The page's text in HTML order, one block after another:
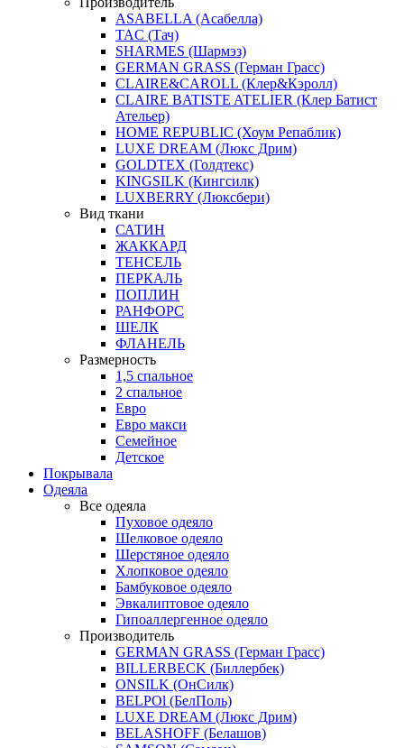
ASABELLA (Асабелла)
TAC (Тач)
SHARMES (Шармэз)
GERMAN GRASS (Герман Грасс)
CLAIRE&CAROLL (Клер&Кэролл)
CLAIRE BATISTE ATELIER (Клер Батист
Ательер)
HOME REPUBLIC (Хоум Репаблик)
LUXE DREAM (Люкс Дрим)
GOLDTEX (Голдтекс)
KINGSILK (Кингсилк)
LUXBERRY (Люксбери)
Вид ткани
САТИН
ЖАККАРД
ТЕНСЕЛЬ
ПЕРКАЛЬ
ПОПЛИН
РАНФОРС
ШЕЛК
ФЛАНЕЛЬ
Размерность
1,5 спальное
2 спальное
Евро
Евро макси
Семейное
Детское
Покрывала
Одеяла
Все одеяла
Пуховое одеяло
Шелковое одеяло
Шерстяное одеяло
Хлопковое одеяло
Бамбуковое одеяло
Эвкалиптовое одеяло
Гипоаллергенное одеяло
Производитель
GERMAN GRASS (Герман Грасс)
BILLERBECK (Биллербек)
ONSILK (ОнСилк)
BELPOl (БелПоль)
LUXE DREAM (Люкс Дрим)
BELASHOFF (Белашов)